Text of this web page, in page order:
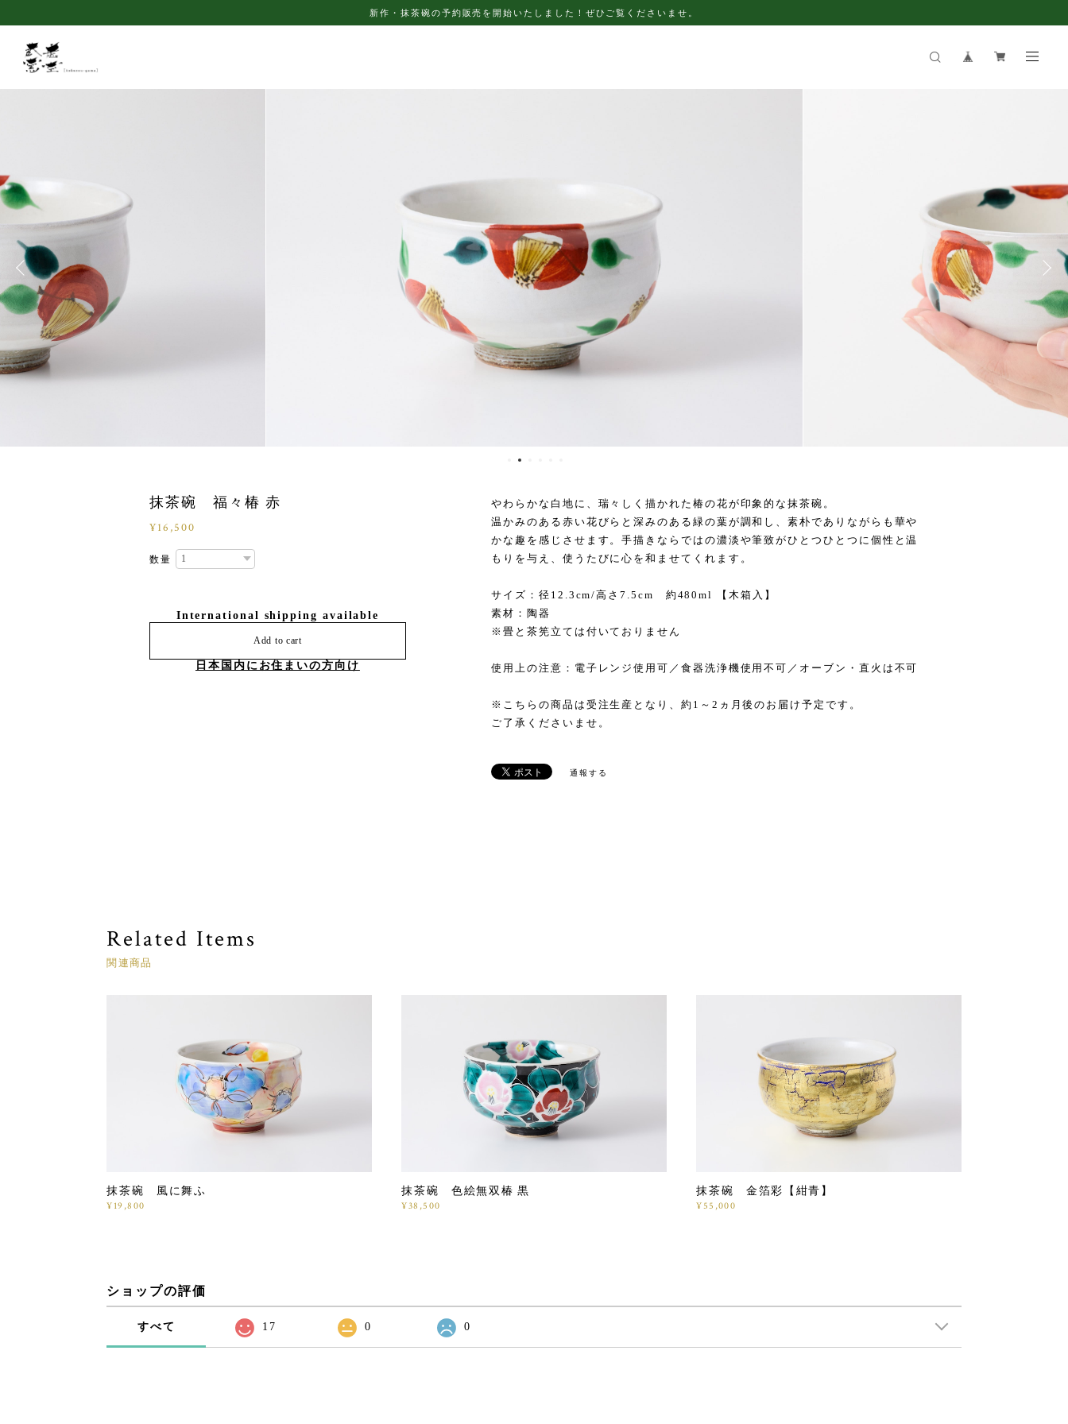
新作・抹茶碗の予約販売を開始いたしました！ぜひご覧くださいませ。
抹茶碗 福々椿 赤
¥16,500
数量
International shipping available
Add to cart
日本国内にお住まいの方向け
やわらかな白地に、瑞々しく描かれた椿の花が印象的な抹茶碗。
温かみのある赤い花びらと深みのある緑の葉が調和し、素朴でありながらも華や
かな趣を感じさせます。手描きならではの濃淡や筆致がひとつひとつに個性と温
もりを与え、使うたびに心を和ませてくれます。
サイズ：径12.3cm/高さ7.5cm 約480ml 【木箱入】
素材：陶器
※畳と茶筅立ては付いておりません
使用上の注意：電子レンジ使用可／食器洗浄機使用不可／オーブン・直火は不可
※こちらの商品は受注生産となり、約1～2ヵ月後のお届け予定です。
ご了承くださいませ。
通報する
Related Items
関連商品
抹茶碗 風に舞ふ
¥19,800
抹茶碗 色絵無双椿 黒
¥38,500
抹茶碗 金箔彩【紺青】
¥55,000
ショップの評価
すべて 17 0 0